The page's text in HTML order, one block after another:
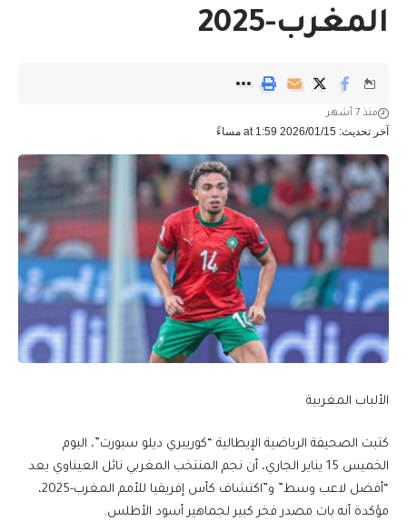
المغرب-2025
آخر تحديث: 2026/01/15 at 1:59 مساءً
منذ 7 أشهر
الألباب المغربية
كتبت الصحيفة الرياضية الإيطالية “كورييري ديلو سبورت”، اليوم
الخميس 15 يناير الجاري، أن نجم المنتخب المغربي نائل العيناوي يعد
“أفضل لاعب وسط” و”اكتشاف كأس إفريقيا للأمم المغرب-2025،
مؤكدة أنه بات مصدر فخر كبير لجماهير أسود الأطلس.